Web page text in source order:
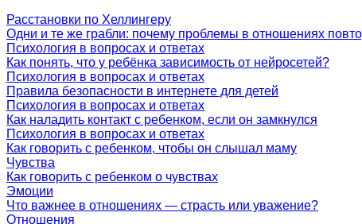
Расстановки по Хеллингеру
Одни и те же грабли: почему проблемы в отношениях
Психология в вопросах и ответах
Как понять, что у ребёнка зависимость от нейросетей?
Психология в вопросах и ответах
Правила безопасности в интернете для детей
Психология в вопросах и ответах
Как наладить контакт с ребенком, если он замкнулся
Психология в вопросах и ответах
Как говорить с ребенком, чтобы он слышал маму
Чувства
Как говорить с ребенком о чувствах
Эмоции
Что важнее в отношениях — страсть или уважение?
Отношения